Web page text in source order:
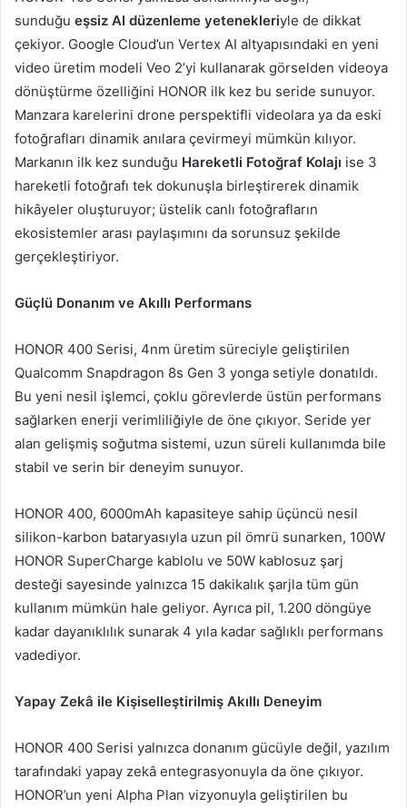
sunduğu eşsiz AI düzenleme yetenekleriyle de dikkat
çekiyor. Google Cloud’un Vertex AI altyapısındaki en yeni
video üretim modeli Veo 2’yi kullanarak görselden videoya
dönüştürme özelliğini HONOR ilk kez bu seride sunuyor.
Manzara karelerini drone perspektifli videolara ya da eski
fotoğrafları dinamik anılara çevirmeyi mümkün kılıyor.
Markanın ilk kez sunduğu Hareketli Fotoğraf Kolajı ise 3
hareketli fotoğrafı tek dokunuşla birleştirerek dinamik
hikâyeler oluşturuyor; üstelik canlı fotoğrafların
ekosistemler arası paylaşımını da sorunsuz şekilde
gerçekleştiriyor.
Güçlü Donanım ve Akıllı Performans
HONOR 400 Serisi, 4nm üretim süreciyle geliştirilen
Qualcomm Snapdragon 8s Gen 3 yonga setiyle donatıldı.
Bu yeni nesil işlemci, çoklu görevlerde üstün performans
sağlarken enerji verimliliğiyle de öne çıkıyor. Seride yer
alan gelişmiş soğutma sistemi, uzun süreli kullanımda bile
stabil ve serin bir deneyim sunuyor.
HONOR 400, 6000mAh kapasiteye sahip üçüncü nesil
silikon-karbon bataryasıyla uzun pil ömrü sunarken, 100W
HONOR SuperCharge kablolu ve 50W kablosuz şarj
desteği sayesinde yalnızca 15 dakikalık şarjla tüm gün
kullanım mümkün hale geliyor. Ayrıca pil, 1.200 döngüye
kadar dayanıklılık sunarak 4 yıla kadar sağlıklı performans
vadediyor.
Yapay Zekâ ile Kişiselleştirilmiş Akıllı Deneyim
HONOR 400 Serisi yalnızca donanım gücüyle değil, yazılım
tarafındaki yapay zekâ entegrasyonuyla da öne çıkıyor.
HONOR’un yeni Alpha Plan vizyonuyla geliştirilen bu